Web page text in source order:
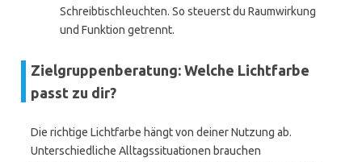
Schreibtischleuchten. So steuerst du Raumwirkung
und Funktion getrennt.
Zielgruppenberatung: Welche Lichtfarbe
passt zu dir?
Die richtige Lichtfarbe hängt von deiner Nutzung ab.
Unterschiedliche Alltagssituationen brauchen